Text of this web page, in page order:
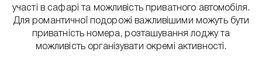
участі в сафарі та можливість приватного автомобіля.
Для романтичної подорожі важливішими можуть бути
приватність номера, розташування лоджу та
можливість організувати окремі активності.